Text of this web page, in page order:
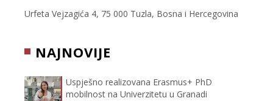
e
o
o
t
e
r
t
r
T
e
Urfeta Vejzagića 4, 75 000 Tuzla, Bosna i Hercegovina
NAJNOVIJE
Uspješno realizovana Erasmus+ PhD
mobilnost na Univerzitetu u Granadi